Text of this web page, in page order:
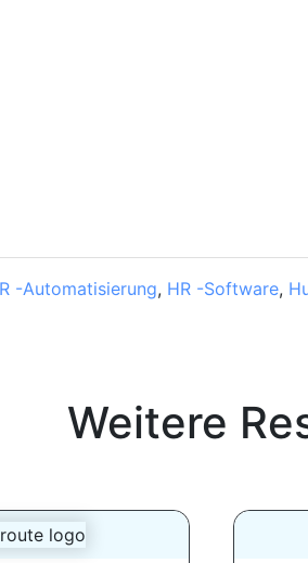
-Automatisierung, HR -Software,
Weitere